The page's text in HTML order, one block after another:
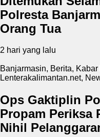
Polresta
Orang Tua
2 hari yang lalu
Banjarmasin, Berita, Kabar
Lenterakalimantan.net,
Ops Gaktiplin
Propam Periksa
Nihil